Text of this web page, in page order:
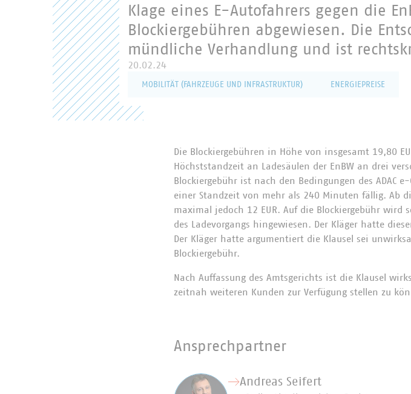
Klage eines E-Autofahrers gegen die
Blockiergebühren abgewiesen. Die
mündliche Verhandlung und ist
20.02.24
MOBILITÄT (FAHRZEUGE UND INFRASTRUKTUR) ENERGIEPREISE
Die Blockiergebühren in Höhe von insgesamt 19,80
Höchststandzeit an Ladesäulen der EnBW an drei
Blockiergebühr ist nach den Bedingungen des ADAC
einer Standzeit von mehr als 240 Minuten fällig. Ab
maximal jedoch 12 EUR. Auf die Blockiergebühr wird
des Ladevorgangs hingewiesen. Der Kläger hatte
Der Kläger hatte argumentiert die Klausel sei
Blockiergebühr.
Nach Auffassung des Amtsgerichts ist die Klausel
zeitnah weiteren Kunden zur Verfügung stellen zu
Ansprechpartner
Andreas Seifert